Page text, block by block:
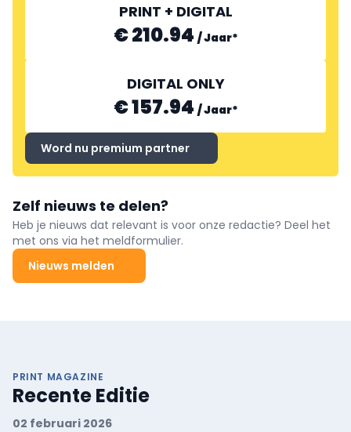
PRINT + DIGITAL
€ 210.94 /Jaar*
DIGITAL ONLY
€ 157.94 /Jaar*
Word nu premium partner
Zelf nieuws te delen?
Heb je nieuws dat relevant is voor onze redactie? Deel het
met ons via het meldformulier.
Nieuws melden
PRINT MAGAZINE
Recente Editie
02 februari 2026